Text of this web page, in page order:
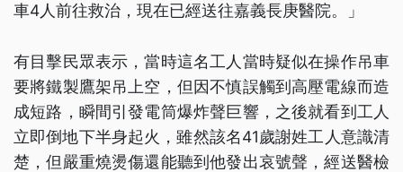
車4人前往救治，現在已經送往嘉義長庚醫院。」
有目擊民眾表示，當時這名工人當時疑似在操作吊車
要將鐵製鷹架吊上空，但因不慎誤觸到高壓電線而造
成短路，瞬間引發電筒爆炸聲巨響，之後就看到工人
立即倒地下半身起火，雖然該名41歲謝姓工人意識清
楚，但嚴重燒燙傷還能聽到他發出哀號聲，經送醫檢